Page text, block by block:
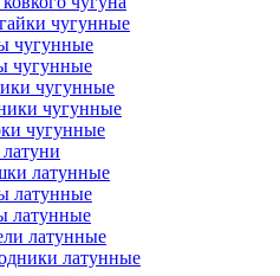
чугунные
чугунные
чугунные
чугунные
чугунные
чугунные
латунные
латунные
латунные
латунные
латунные